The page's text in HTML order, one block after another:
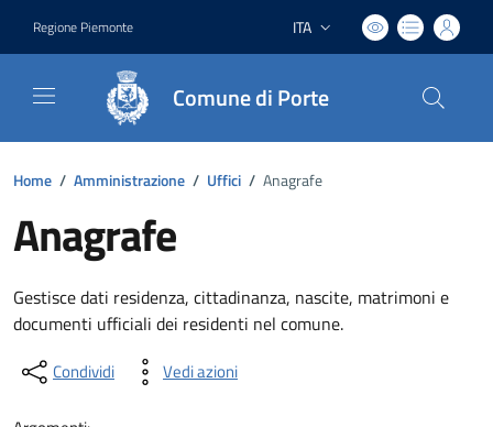
Regione Piemonte Lingua attiva:
ITA
Comune di Porte
Home / Amministrazione / Uffici / Anagrafe
Anagrafe
Gestisce dati residenza, cittadinanza, nascite, matrimoni e
documenti ufficiali dei residenti nel comune.
Condividi Vedi azioni